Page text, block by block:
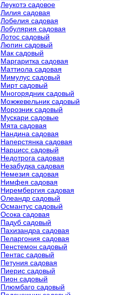
Леукотэ садовое
Лилия садовая
Лобелия садовая
Лобулярия садовая
Лотос садовый
Люпин садовый
Мак садовый
Маргаритка садовая
Маттиола садовая
Мимулус садовый
Мирт садовый
Многорядник садовый
Можжевельник садовый
Морозник садовый
Мускари садовые
Мята садовая
Нандина садовая
Наперстянка садовая
Нарцисс садовый
Недотрога садовая
Незабудка садовая
Немезия садовая
Нимфея садовая
Нирембергия садовая
Олеандр садовый
Османтус садовый
Осока садовая
Падуб садовый
Пахизандра садовая
Пеларгония садовая
Пенстемон садовый
Пентас садовый
Петуния садовая
Пиерис садовый
Пион садовый
Плюмбаго садовый